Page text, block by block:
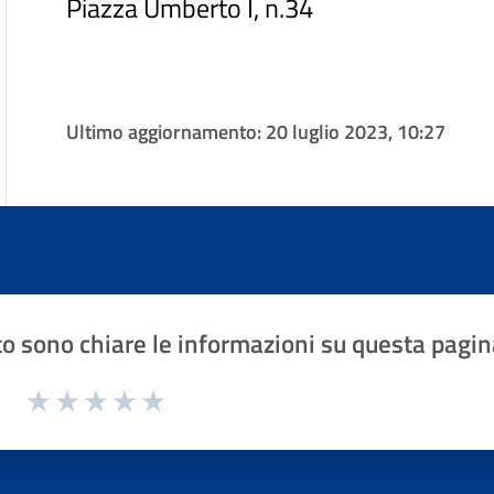
Ultimo aggiornamento:20 luglio 2023, 10:27
sono chiare le informazioni su questa
1 a 5 stelle la pagina